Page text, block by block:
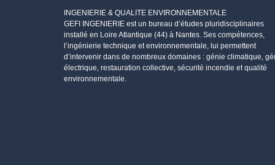
INGENIERIE & QUALITE ENVIRONNEMENTALE
GEFI INGENIERIE est un bureau d’études pluridisciplinaires
installé en Loire Atlantique (44) à Nantes. Ses compétences,
l’ingénierie technique et environnementale, lui permettent
d’intervenir dans de nombreux domaines : génie climatique,
électrique, restauration collective, sécurité incendie et qualité
environnementale.